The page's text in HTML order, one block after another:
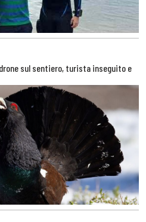
sul sentiero, turista inseguito e